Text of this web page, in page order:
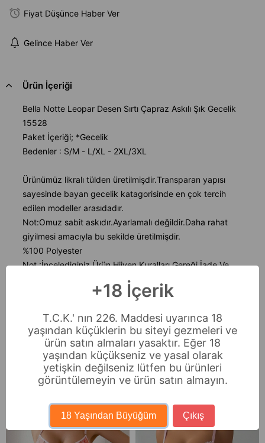
Fiyat Düşünce Haber Ver
Gelince Haber Ver
Ürün İçeriği
Bella Notte Leopar Desen Sırtı Çapraz Askılı Şık Gecelik
15528
Paket İçeriği; *Gecelik
Bedenler : S/M - L/XL - 2XL/3XL
Ürünümüz likralı tülden üretilmişdir.Transparan yapısı
sayesinde bayan gecelik katagorisinde en çok tercih
edilen modeller arasıdadır.
Not:Omuz sabit askıdır.Ayarlamalı değildir.Daha rahat
giyilmesi amacıyla bu sekilde üretilmişdir.
%100 Polyester
Not :İncelediginiz Ürün Hijyen Kuralları Gereği İade Ve
Sıkça Sorulan Sorular
İade & Değişim
Benzer Ürünler
Ücretsiz Kargo
+18 İçerik
T.C.K.' nın 226. Maddesi uyarınca 18
yaşından küçüklerin bu siteyi gezmeleri ve
ürün satın almaları yasaktır. Eğer 18
yaşından küçükseniz ve yasal olarak
yetişkin değilseniz lütfen bu ürünleri
görüntülemeyin ve ürün satın almayın.
18 Yaşından Büyüğüm Çıkış